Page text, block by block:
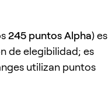
245 puntos Alpha) es
de elegibilidad; es
utilizan puntos